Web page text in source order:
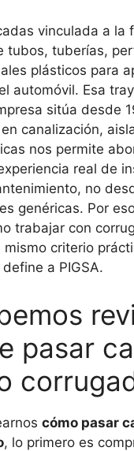
vinculada a la
tubos, tuberías,
plásticos para
automóvil. Esa
sitúa desde
canalización,
nos permite
real de
no
genéricas. Por
trabajar con
mismo criterio
a PIGSA.
pasar
cómo pasar
, lo primero es